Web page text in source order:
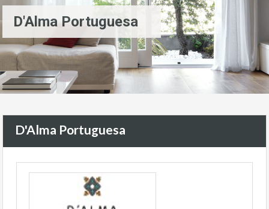
D'Alma Portuguesa
D'Alma Portuguesa